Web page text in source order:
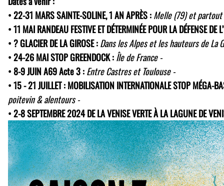
• 22-31 MARS SAINTE-SOLINE, 1 AN APRÈS :Melle (79) et partout
• 11 MAI RANDEAU FESTIVE ET DÉTERMINÉE POUR LA DÉFENSE DE
• ? GLACIER DE LA GIROSE :Dans les Alpes et les hauteurs de La
• 24-26 MAI STOP GREENDOCK :Île de France -
• 8-9 JUIN A69 Acte 3 :Entre Castres et Toulouse -
• 15 - 21 JUILLET : MOBILISATION INTERNATIONALE STOP MÉGA-
poitevin & alentours -
• 2-8 SEPTEMBRE 2024 DE LA VENISE VERTE À LA LAGUNE DE